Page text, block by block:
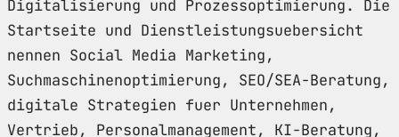
Digitalisierung und Prozessoptimierung. Die
Startseite und Dienstleistungsuebersicht
nennen Social Media Marketing,
Suchmaschinenoptimierung, SEO/SEA-Beratung,
digitale Strategien fuer Unternehmen,
Vertrieb, Personalmanagement, KI-Beratung,